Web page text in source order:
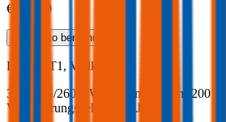
€ 326,50
Teilkasko berechnen
Lotus
GT1, Vollkasko
353.3 PS/260 KW, benzin, Baujahr 2001,
Versicherungsnehmer 30 Jahre